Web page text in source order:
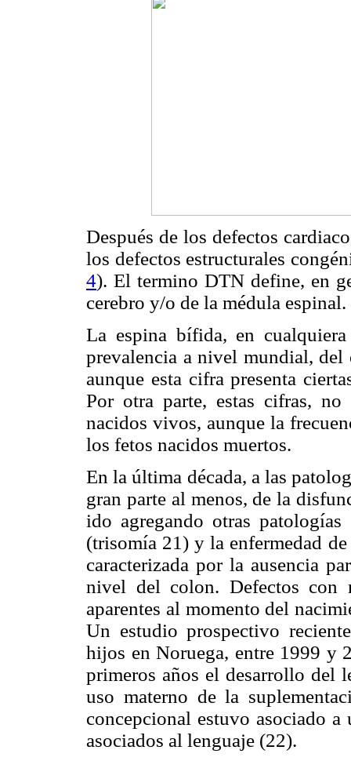
Después de los defectos
los defectos estructurales
4). El termino DTN define, en
cerebro y/o de la médula espinal.
La espina bífida, en
prevalencia a nivel mundial,
aunque esta cifra presenta
Por otra parte, estas cifras,
nacidos vivos, aunque la
los fetos nacidos muertos.
En la última década, a las
gran parte al menos, de la
ido agregando otras
(trisomía 21) y la enfermedad
caracterizada por la ausencia
nivel del colon. Defectos con
aparentes al momento del
Un estudio prospectivo
hijos en Noruega, entre 1999 y
primeros años el desarrollo del
uso materno de la
concepcional estuvo asociado
asociados al lenguaje (22).